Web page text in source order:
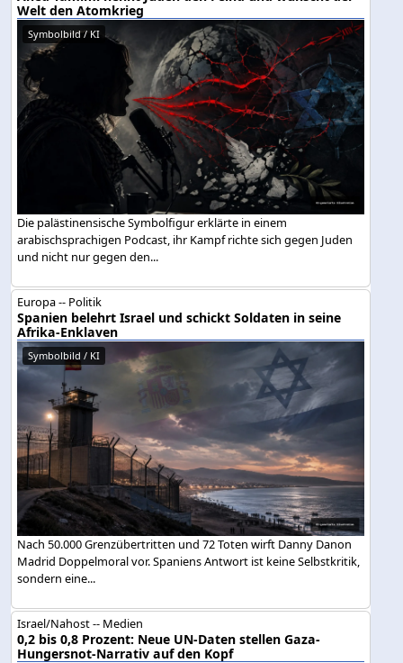
Welt den Atomkrieg
Symbolbild / KI
Die palästinensische Symbolfigur erklärte in einem
arabischsprachigen Podcast, ihr Kampf richte sich gegen Juden
und nicht nur gegen den...
Europa -- Politik
Spanien belehrt Israel und schickt Soldaten in seine
Afrika-Enklaven
Symbolbild / KI
Nach 50.000 Grenzübertritten und 72 Toten wirft Danny Danon
Madrid Doppelmoral vor. Spaniens Antwort ist keine Selbstkritik,
sondern eine...
Israel/Nahost -- Medien
0,2 bis 0,8 Prozent: Neue UN-Daten stellen Gaza-
Hungersnot-Narrativ auf den Kopf